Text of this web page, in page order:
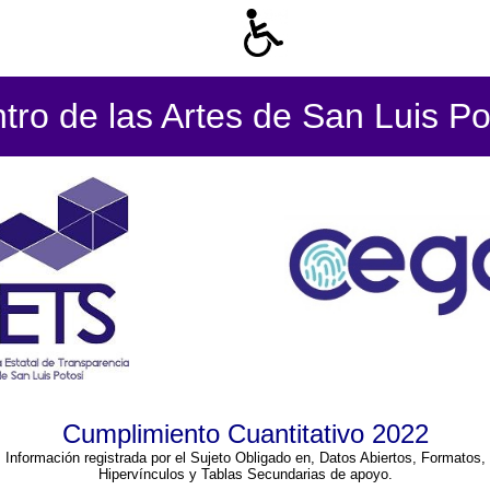
de las Artes de San Luis
Cumplimiento Cuantitativo 2022
Información registrada por el Sujeto Obligado en, Datos Abiertos, Formatos,
Hipervínculos y Tablas Secundarias de apoyo.